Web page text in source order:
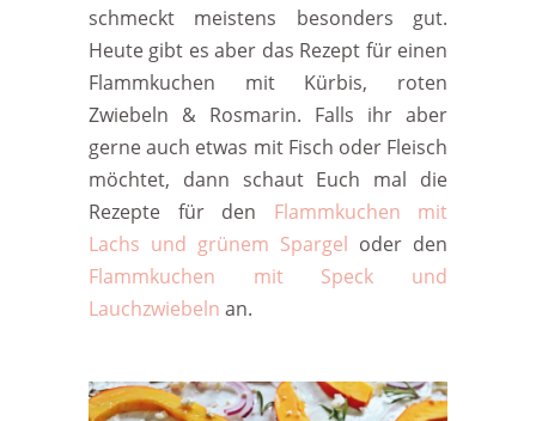
schmeckt meistens besonders gut.
Heute gibt es aber das Rezept für einen
Flammkuchen mit Kürbis, roten
Zwiebeln & Rosmarin. Falls ihr aber
gerne auch etwas mit Fisch oder Fleisch
möchtet, dann schaut Euch mal die
Rezepte für den Flammkuchen mit
Lachs und grünem Spargel oder den
Flammkuchen mit Speck und
Lauchzwiebeln an.